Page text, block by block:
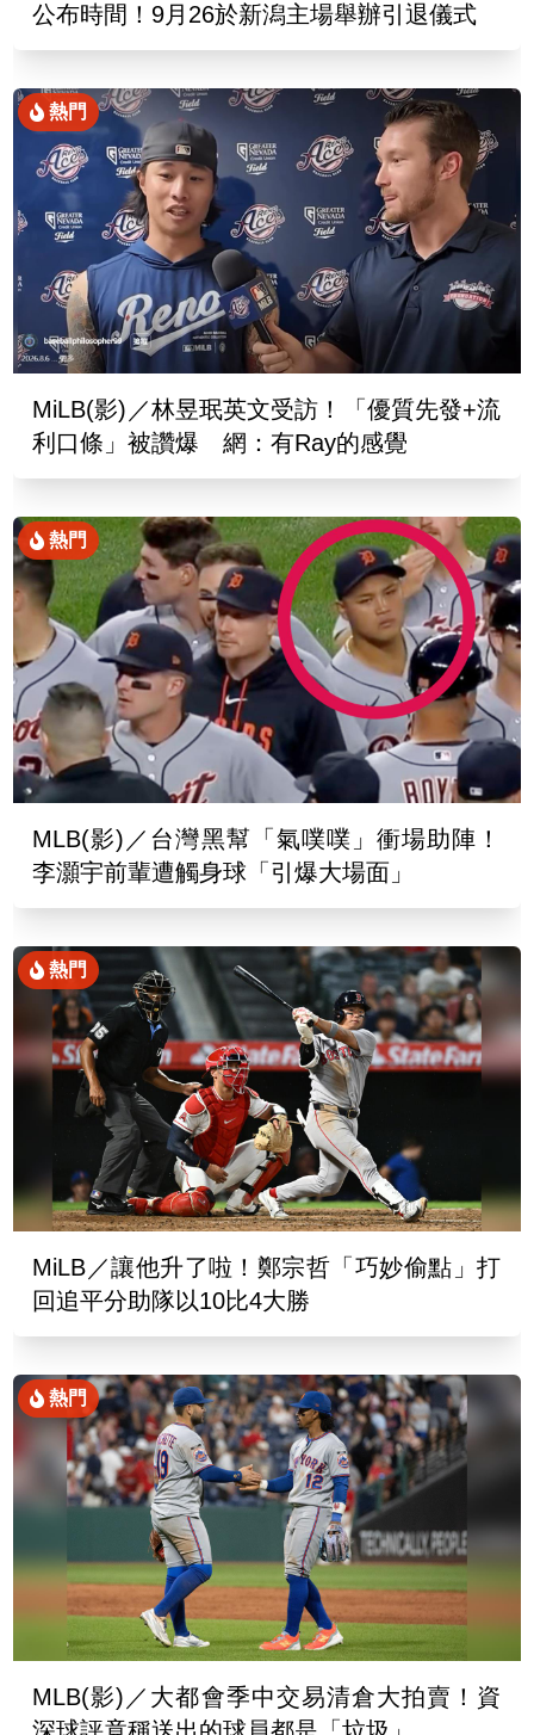
公布時間！9月26於新潟主場舉辦引退儀式
熱門
MiLB(影)／林昱珉英文受訪！「優質先發+流
利口條」被讚爆 網：有Ray的感覺
熱門
MLB(影)／台灣黑幫「氣噗噗」衝場助陣！
李灝宇前輩遭觸身球「引爆大場面」
熱門
MiLB／讓他升了啦！鄭宗哲「巧妙偷點」打
回追平分助隊以10比4大勝
熱門
MLB(影)／大都會季中交易清倉大拍賣！資
深球評竟稱送出的球員都是「垃圾」